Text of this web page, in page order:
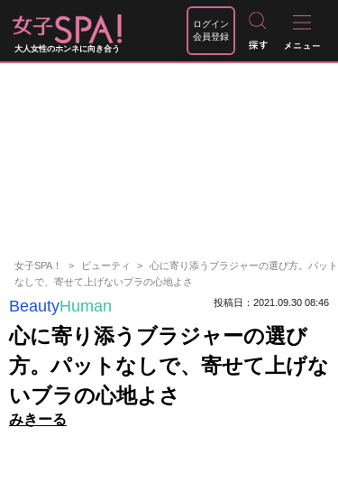
大人女性のホンネに向き合う
ログイン
会員登録
女子SPA！ ビューティ
心に寄り添うブラジャーの選び方。パット
なしで、寄せて上げないブラの心地よさ
BeautyHuman 投稿日：2021.09.30 08:46
心に寄り添うブラジャーの選び
方。パットなしで、寄せて上げな
いブラの心地よさ
みきーる